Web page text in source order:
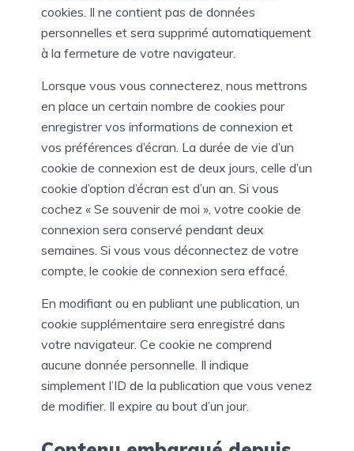
cookies. Il ne contient pas de données
personnelles et sera supprimé automatiquement
à la fermeture de votre navigateur.
Lorsque vous vous connecterez, nous mettrons
en place un certain nombre de cookies pour
enregistrer vos informations de connexion et
vos préférences d’écran. La durée de vie d’un
cookie de connexion est de deux jours, celle d’un
cookie d’option d’écran est d’un an. Si vous
cochez « Se souvenir de moi », votre cookie de
connexion sera conservé pendant deux
semaines. Si vous vous déconnectez de votre
compte, le cookie de connexion sera effacé.
En modifiant ou en publiant une publication, un
cookie supplémentaire sera enregistré dans
votre navigateur. Ce cookie ne comprend
aucune donnée personnelle. Il indique
simplement l’ID de la publication que vous venez
de modifier. Il expire au bout d’un jour.